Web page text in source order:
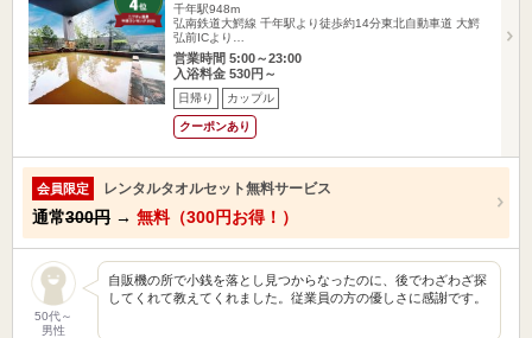
千年駅948m
弘南鉄道大鰐線 千年駅より徒歩約14分東北自動車道 大鰐
弘前ICより…
営業時間 5:00～23:00
入浴料金 530円～
日帰り カップル
クーポンあり
会員限定 レンタルタオルセット無料サービス
通常300円 → 無料（300円お得！）
50代～
男性
自販機の所で小銭を落とし見つからなったのに、後でわざわざ探
してくれて教えてくれました。従業員の方の優しさに感謝です。